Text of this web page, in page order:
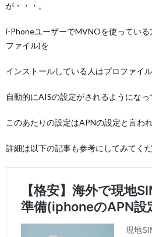
が・・・。
i-PhoneユーザーでMVNOを使ってい
ファイル)を
インストールしている人はプロファイ
自動的にAISの設定がされるようになっ
このあたりの設定はAPNの設定と言われ
詳細は以下の記事も参考にしてみてくだ